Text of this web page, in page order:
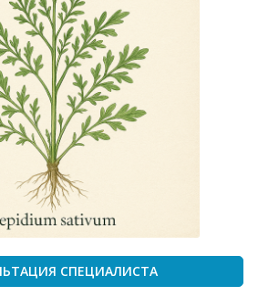
СПЕЦИАЛИСТА